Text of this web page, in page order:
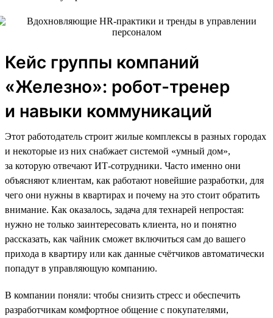
Кейс группы компаний
«Железно»: робот-тренер
и навыки коммуникаций
Этот работодатель строит жилые комплексы в разных городах
и некоторые из них снабжает системой «умный дом»,
за которую отвечают ИТ-сотрудники. Часто именно они
объясняют клиентам, как работают новейшие разработки, для
чего они нужны в квартирах и почему на это стоит обратить
внимание. Как оказалось, задача для технарей непростая:
нужно не только заинтересовать клиента, но и понятно
рассказать, как чайник сможет включиться сам до вашего
прихода в квартиру или как данные счётчиков автоматически
попадут в управляющую компанию.
В компании поняли: чтобы снизить стресс и обеспечить
разработчикам комфортное общение с покупателями,